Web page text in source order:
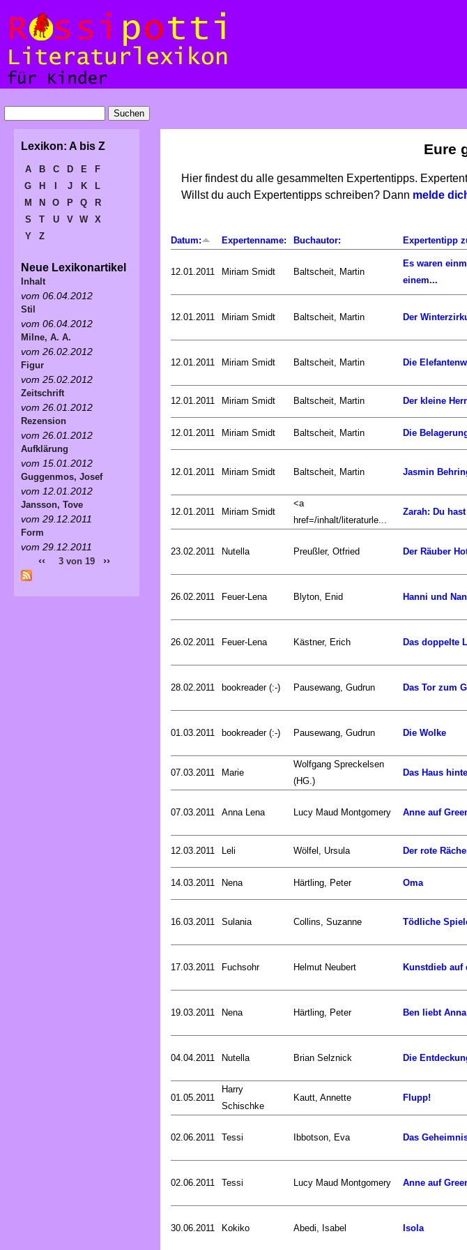
Eure
Hier findest du alle gesammelten Expertentipps.
Willst du auch Expertentipps schreiben? Dann melde
Datum: Expertenname: Buchautor: Expertentipp
12.01.2011 Miriam Smidt Baltscheit, Martin
Es waren
einem...
12.01.2011 Miriam Smidt Baltscheit, Martin Der
12.01.2011 Miriam Smidt Baltscheit, Martin Die
12.01.2011 Miriam Smidt Baltscheit, Martin Der kleine
12.01.2011 Miriam Smidt Baltscheit, Martin Die
12.01.2011 Miriam Smidt Baltscheit, Martin Jasmin
12.01.2011 Miriam Smidt
<a
href=/inhalt/literaturle...
Zarah: Du
23.02.2011 Nutella Preußler, Otfried Der Räuber
26.02.2011 Feuer-Lena Blyton, Enid Hanni und
26.02.2011 Feuer-Lena Kästner, Erich Das doppelte
28.02.2011 bookreader (:-) Pausewang, Gudrun Das Tor zum
01.03.2011 bookreader (:-) Pausewang, Gudrun Die Wolke
07.03.2011 Marie
Wolfgang Spreckelsen
(HG.)
Das Haus
07.03.2011 Anna Lena Lucy Maud Montgomery Anne auf
12.03.2011 Leli Wölfel, Ursula Der rote
14.03.2011 Nena Härtling, Peter Oma
16.03.2011 Sulania Collins, Suzanne Tödliche
17.03.2011 Fuchsohr Helmut Neubert Kunstdieb auf
19.03.2011 Nena Härtling, Peter Ben liebt Anna
04.04.2011 Nutella Brian Selznick Die
01.05.2011
Harry
Schischke
Kautt, Annette Flupp!
02.06.2011 Tessi Ibbotson, Eva Das
02.06.2011 Tessi Lucy Maud Montgomery Anne auf
30.06.2011 Kokiko Abedi, Isabel Isola
Lexikon: A bis Z
A B C D E
F
G
H J K
L
M
N O P Q
R
S
T U V W
X
Y
Z
Neue Lexikonartikel
Inhalt
vom 06.04.2012
Stil
vom 06.04.2012
Milne, A. A.
vom 26.02.2012
Figur
vom 25.02.2012
Zeitschrift
vom 26.01.2012
Rezension
vom 26.01.2012
Aufklärung
vom 15.01.2012
Guggenmos, Josef
vom 12.01.2012
Jansson, Tove
vom 29.12.2011
Form
vom 29.12.2011
‹‹ 3 von 19 ››